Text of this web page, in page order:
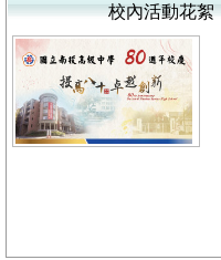
校內活動花絮